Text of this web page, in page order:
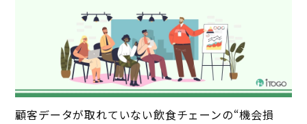
顧客データが取れていない飲食チェーンの“機会損